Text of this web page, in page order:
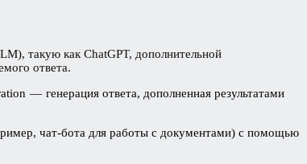
такую как ChatGPT, дополнительной
ответа.
— генерация ответа, дополненная результатами
чат-бота для работы с документами) с помощью